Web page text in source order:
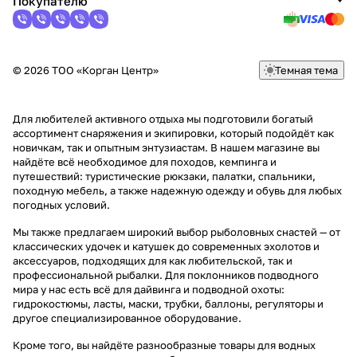
© 2026 ТОО «Корган Центр» Темная тема
Для любителей активного отдыха мы подготовили богатый
ассортимент снаряжения и экипировки, который подойдёт как
новичкам, так и опытным энтузиастам. В нашем магазине вы
найдёте всё необходимое для походов, кемпинга и
путешествий: туристические рюкзаки, палатки, спальники,
походную мебель, а также надежную одежду и обувь для любых
погодных условий.
Мы также предлагаем широкий выбор рыболовных снастей — от
классических удочек и катушек до современных эхолотов и
аксессуаров, подходящих для как любительской, так и
профессиональной рыбалки. Для поклонников подводного
мира у нас есть всё для дайвинга и подводной охоты:
гидрокостюмы, ласты, маски, трубки, баллоны, регуляторы и
другое специализированное оборудование.
Кроме того, вы найдёте разнообразные товары для водных